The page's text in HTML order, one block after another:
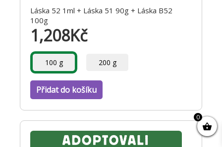
Láska 52 1ml + Láska 51 90g + Láska B52
100g
1,208Kč
100 g 200 g
Přidat do košíku
0